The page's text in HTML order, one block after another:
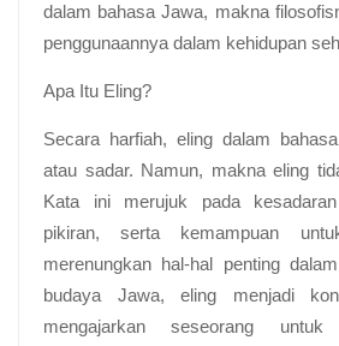
dalam bahasa Jawa, makna
penggunaannya dalam kehidupan
Apa Itu Eling?
Secara harfiah, eling dalam
atau sadar. Namun, makna eling
Kata ini merujuk pada
pikiran, serta kemampuan
merenungkan hal-hal penting
budaya Jawa, eling menjadi
mengajarkan seseorang